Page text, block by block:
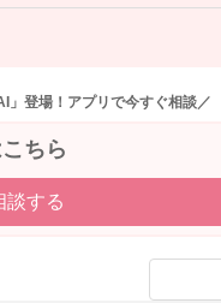
」登場！アプリで今すぐ相談／
ちら
談する